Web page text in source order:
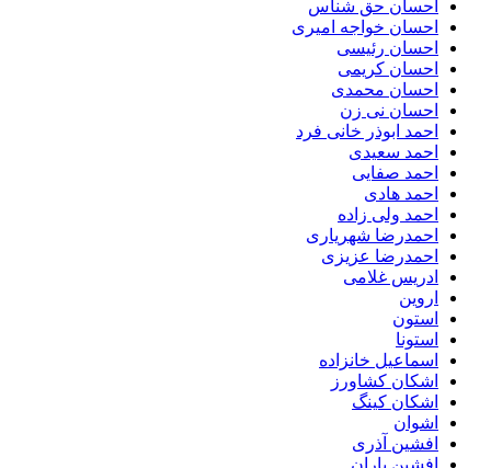
احسان حق شناس
احسان خواجه امیری
احسان رئیسی
احسان کریمی
احسان محمدی
احسان نی زن
احمد ابوذر خانی فرد
احمد سعیدی
احمد صفایی
احمد هادی
احمد ولی زاده
احمدرضا شهریاری
احمدرضا عزیزی
ادریس غلامی
اروین
استون
استونا
اسماعیل خانزاده
اشکان کشاورز
اشکان کینگ
اشوان
افشین آذری
افشین باران